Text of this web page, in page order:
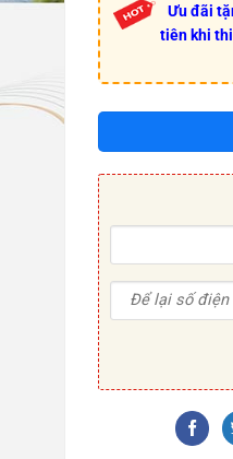
Ưu đãi
tiên khi